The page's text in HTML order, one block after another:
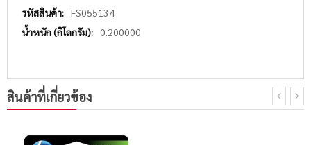
InformationFS055134
0.200000
สินค้าที่เกี่ยวข้อง